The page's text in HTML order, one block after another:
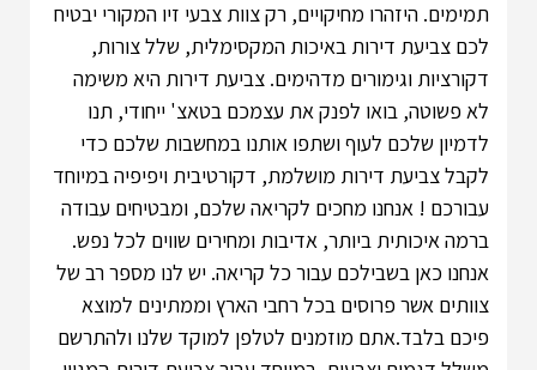
תמימים. היזהרו מחיקויים, רק צוות צבעי זיו המקורי יבטיח
לכם צביעת דירות באיכות המקסימלית, שלל צורות,
דקורציות וגימורים מדהימים. צביעת דירות היא משימה
לא פשוטה, בואו לפנק את עצמכם בטאצ' ייחודי, תנו
לדמיון שלכם לעוף ושתפו אותנו במחשבות שלכם כדי
לקבל צביעת דירות מושלמת, דקורטיבית ויפיפיה במיוחד
עבורכם ! אנחנו מחכים לקריאה שלכם, ומבטיחים עבודה
ברמה איכותית ביותר, אדיבות ומחירים שווים לכל נפש.
אנחנו כאן בשבילכם עבור כל קריאה. יש לנו מספר רב של
צוותים אשר פרוסים בכל רחבי הארץ וממתינים למוצא
פיכם בלבד.אתם מוזמנים לטלפן למוקד שלנו ולהתרשם